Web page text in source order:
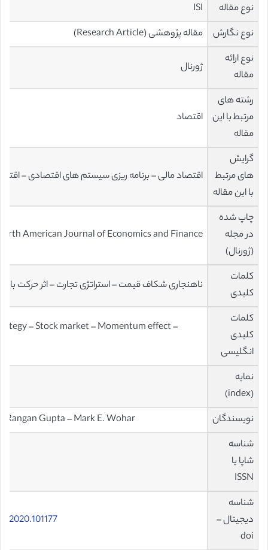
نوع مقاله
ISI
نوع نگارش
مقاله پژوهشی (Research Article)
نوع ارائه
مقاله
ژورنال
رشته های
مرتبط با این
مقاله
اقتصاد
گرایش
های مرتبط
با این مقاله
اقتصاد مالی – برنامه ریزی سیستم های اقتصادی –
چاپ شده
در مجله
(ژورنال)
American Journal of Economics and Finance
کلمات
کلیدی
ناهنجاری شکاف قیمت – استراتژی تجارت – اثر حرکت بازار
کلمات
کلیدی
انگلیسی
– Stock market – Momentum effect –
نمایه
(index)
نویسندگان
Rangan Gupta – Mark E. Wohar
شناسه
شاپا یا
ISSN
شناسه
دیجیتال –
doi